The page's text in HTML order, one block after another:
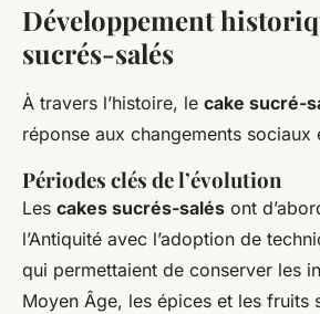
Développement
sucrés-salés
À travers l’histoire, le cake sucré-
réponse aux changements sociaux
Périodes clés de l’évolution
Les cakes sucrés-salés ont
l’Antiquité avec l’adoption de
qui permettaient de conserver les
Moyen Âge, les épices et les fruits